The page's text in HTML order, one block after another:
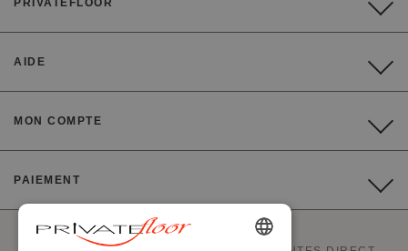
PRIVATEFLOOR
AIDE
MON COMPTE
PAIEMENT